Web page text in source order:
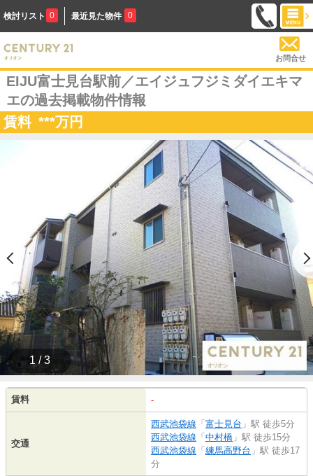
検討リスト 0 最近見た物件 0
お問合せ
EIJU富士見台駅前／エイジュフジミダイエキマ
エの過去掲載物件情報
賃料 ***万円
1 / 3
賃料 -
交通
西武池袋線 「 富士見台 」駅 徒歩5分
西武池袋線 「 中村橋 」駅 徒歩15分
西武池袋線 「 練馬高野台 」駅 徒歩17
分